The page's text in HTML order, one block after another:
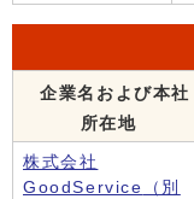
企業名および本社
所在地
株式会社
GoodService
（別